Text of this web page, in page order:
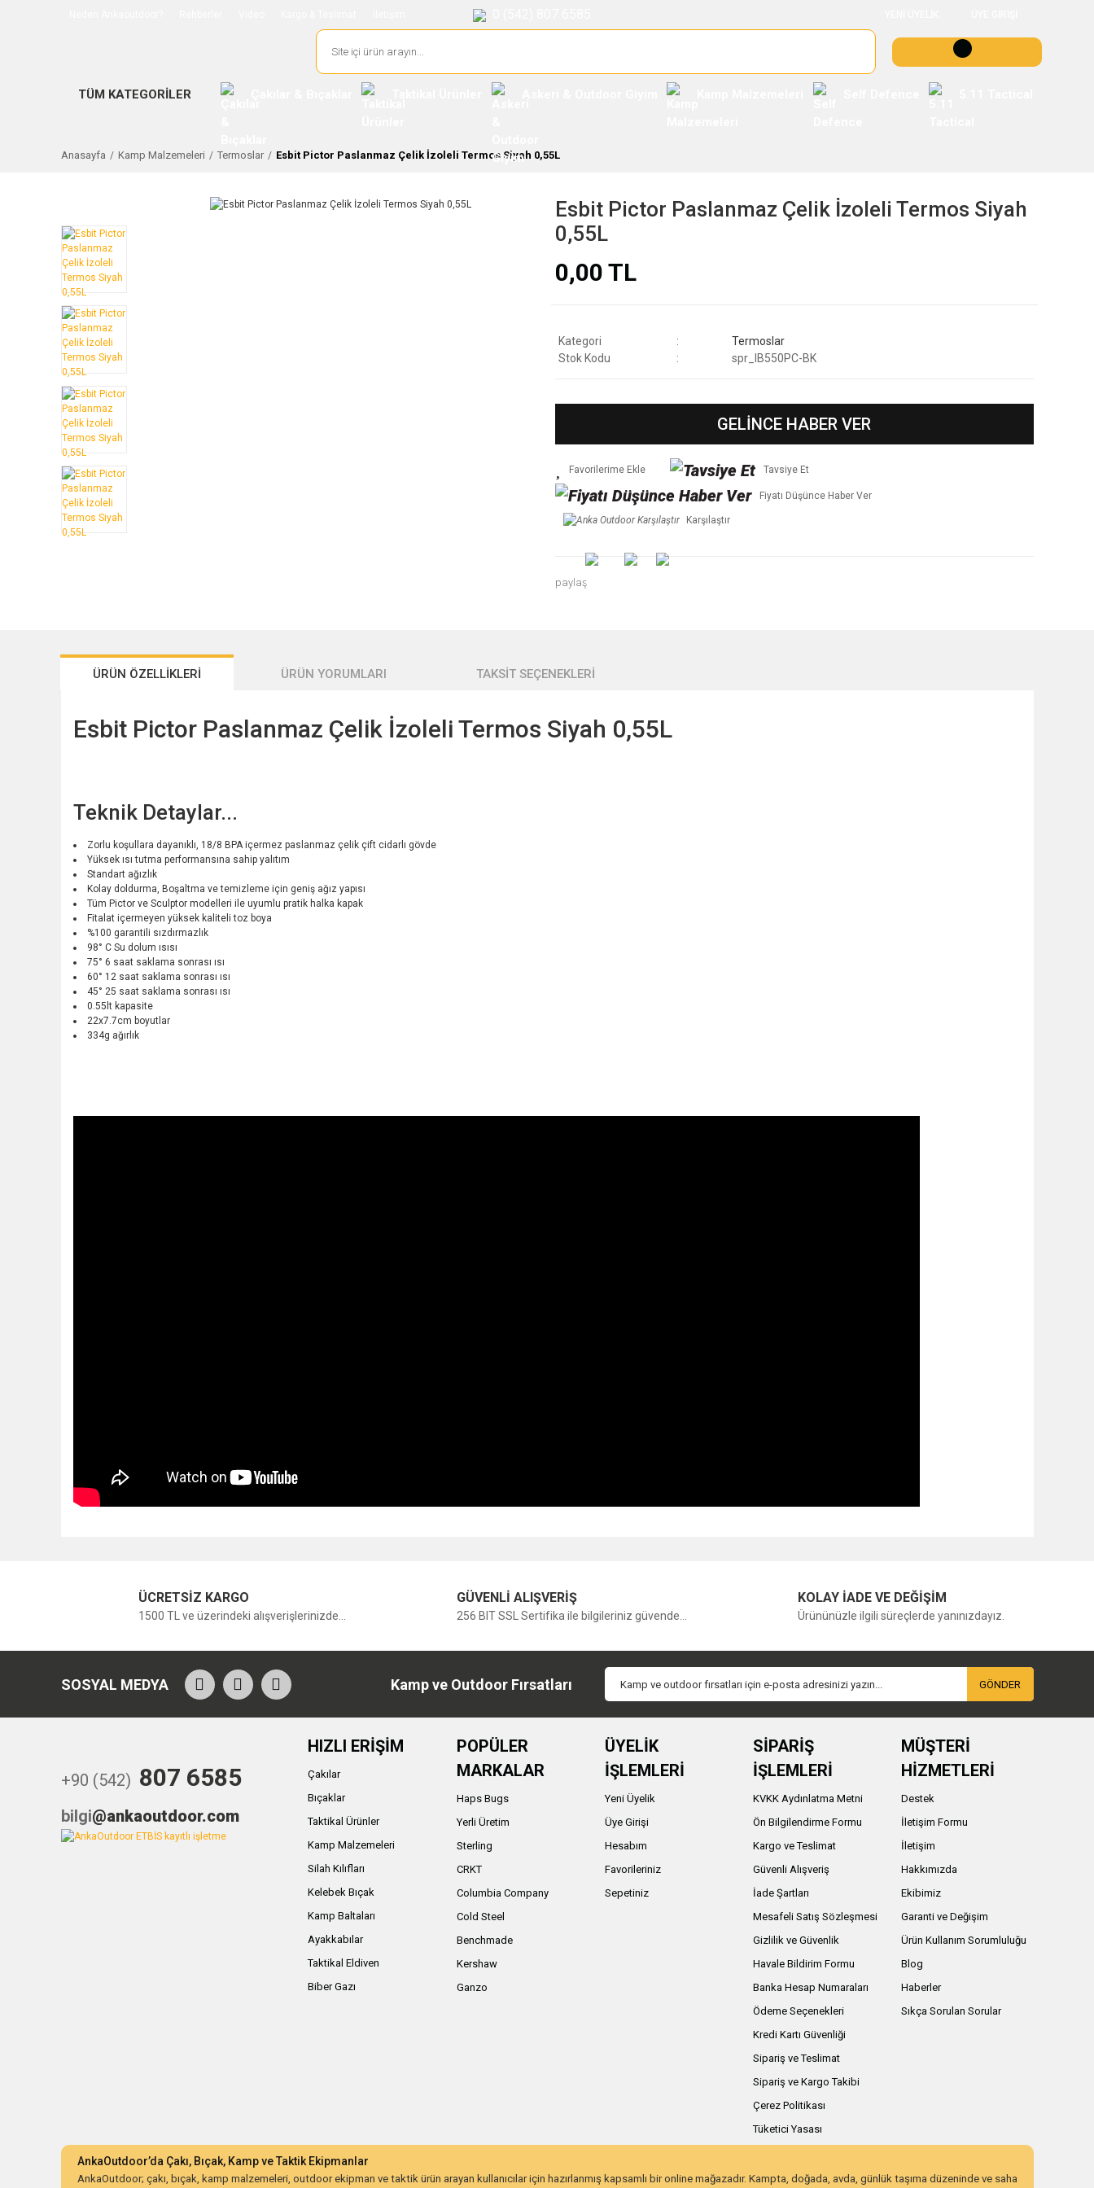
TÜM KATEGORİLER
Anasayfa Kamp Malzemeleri Termoslar Esbit Pictor Paslanmaz Çelik İzoleli Termos Siyah 0,55L
Esbit Pictor Paslanmaz Çelik İzoleli Termos Siyah
0,55L
0,00 TL
Kategori
Termoslar
Stok Kodu
spr_IB550PC-BK
GELİNCE HABER VER
Tavsiye Et
Fiyatı Düşünce Haber Ver
Karşılaştır
paylaş
ÜRÜN ÖZELLİKLERİ ÜRÜN YORUMLARI TAKSİT SEÇENEKLERİ
Esbit Pictor Paslanmaz Çelik İzoleli Termos Siyah 0,55L
Teknik Detaylar...
Zorlu koşullara dayanıklı, 18/8 BPA içermez paslanmaz çelik çift cidarlı gövde
Yüksek ısı tutma performansına sahip yalıtım
Standart ağızlık
Kolay doldurma, Boşaltma ve temizleme için geniş ağız yapısı
Tüm Pictor ve Sculptor modelleri ile uyumlu pratik halka kapak
Fitalat içermeyen yüksek kaliteli toz boya
%100 garantili sızdırmazlık
98° C Su dolum ısısı
75° 6 saat saklama sonrası ısı
60° 12 saat saklama sonrası ısı
45° 25 saat saklama sonrası ısı
0.55lt kapasite
22x7.7cm boyutlar
334g ağırlık
Bu ürüne ilk yorumu siz yapın!
ÜCRETSİZ KARGO
1500 TL ve üzerindeki alışverişlerinizde...
GÜVENLİ ALIŞVERİŞ
256 BIT SSL Sertifika ile bilgileriniz güvende...
KOLAY İADE VE DEĞİŞİM
Ürününüzle ilgili süreçlerde yanınızdayız.
SOSYAL MEDYA Kamp ve Outdoor Fırsatları GÖNDER
+90 (542) 807 6585
bilgi@ankaoutdoor.com
HIZLI ERİŞİM
Çakılar
Bıçaklar
Taktikal Ürünler
Kamp Malzemeleri
Silah Kılıfları
Kelebek Bıçak
Kamp Baltaları
Ayakkabılar
Taktikal Eldiven
Biber Gazı
POPÜLER
MARKALAR
Haps Bugs
Yerli Üretim
Sterling
CRKT
Columbia Company
Cold Steel
Benchmade
Kershaw
Ganzo
ÜYELİK
İŞLEMLERİ
Yeni Üyelik
Üye Girişi
Hesabım
Favorileriniz
Sepetiniz
SİPARİŞ
İŞLEMLERİ
KVKK Aydınlatma Metni
Ön Bilgilendirme Formu
Kargo ve Teslimat
Güvenli Alışveriş
İade Şartları
Mesafeli Satış Sözleşmesi
Gizlilik ve Güvenlik
Havale Bildirim Formu
Banka Hesap Numaraları
Ödeme Seçenekleri
Kredi Kartı Güvenliği
Sipariş ve Teslimat
Sipariş ve Kargo Takibi
Çerez Politikası
Tüketici Yasası
MÜŞTERİ
HİZMETLERİ
Destek
İletişim Formu
İletişim
Hakkımızda
Ekibimiz
Garanti ve Değişim
Ürün Kullanım Sorumluluğu
Blog
Haberler
Sıkça Sorulan Sorular
AnkaOutdoor’da Çakı, Bıçak, Kamp ve Taktik Ekipmanlar
AnkaOutdoor; çakı, bıçak, kamp malzemeleri, outdoor ekipman ve taktik ürün arayan kullanıcılar için hazırlanmış kapsamlı bir online mağazadır. Kampta, doğada, avda, günlük taşıma düzeninde ve saha